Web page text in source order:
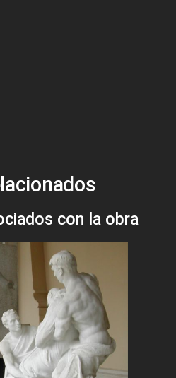
con la obra